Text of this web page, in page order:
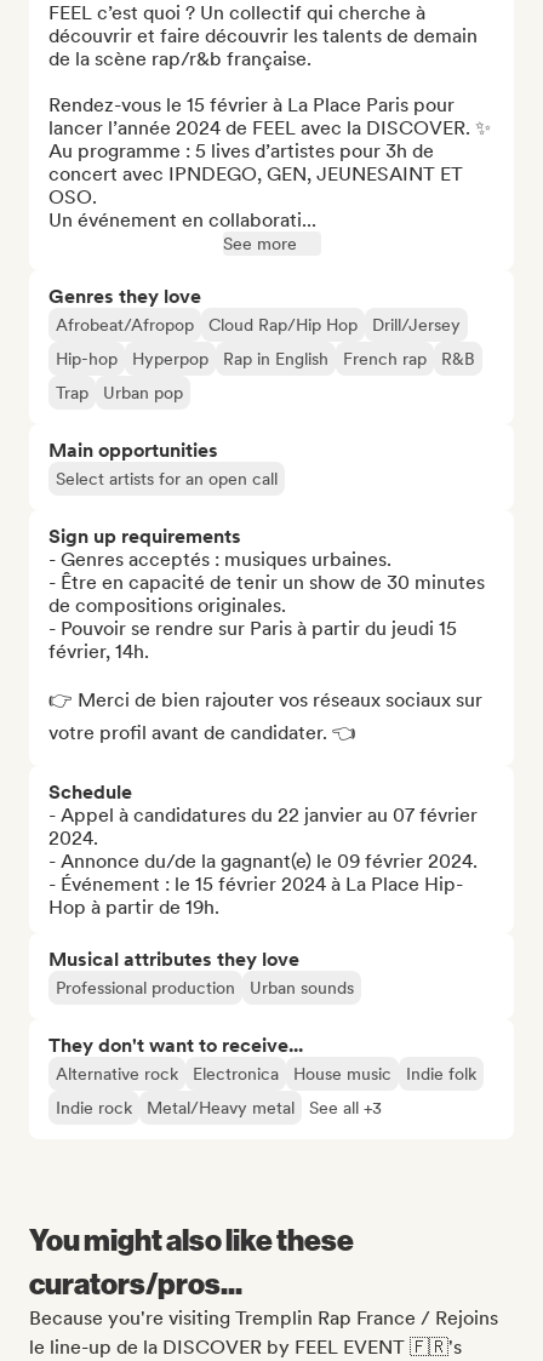
FEEL c’est quoi ? Un collectif qui cherche à
découvrir et faire découvrir les talents de demain
de la scène rap/r&b française.
Rendez-vous le 15 février à La Place Paris pour
lancer l’année 2024 de FEEL avec la DISCOVER. ✨
Au programme : 5 lives d’artistes pour 3h de
concert avec IPNDEGO, GEN, JEUNESAINT ET
OSO.
Un événement en collaborati...
See more
Genres they love
Afrobeat/Afropop Cloud Rap/Hip Hop
Drill/Jersey
Hip-hop
Hyperpop Rap in English French rap
R&B
Trap
Urban pop
Main opportunities
Select artists for an open call
Sign up requirements
- Genres acceptés : musiques urbaines.
- Être en capacité de tenir un show de 30 minutes
de compositions originales.
- Pouvoir se rendre sur Paris à partir du jeudi 15
février, 14h.
👉 Merci de bien rajouter vos réseaux sociaux sur
votre profil avant de candidater. 👈
Schedule
- Appel à candidatures du 22 janvier au 07 février
2024.
- Annonce du/de la gagnant(e) le 09 février 2024.
- Événement : le 15 février 2024 à La Place Hip-
Hop à partir de 19h.
Musical attributes they love
Professional production Urban sounds
They don't want to receive...
Alternative rock Electronica House music
Indie folk
Indie rock
Metal/Heavy metal See all +3
You might also like these
curators/pros...
Because you're visiting Tremplin Rap France / Rejoins
le line-up de la DISCOVER by FEEL EVENT 🇫🇷's